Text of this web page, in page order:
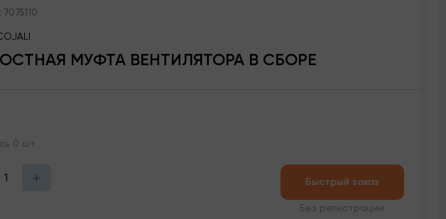
МУФТА ВЕНТИЛЯТОРА В СБОРЕ
0 шт
Быстрый заказ
Без регистрации